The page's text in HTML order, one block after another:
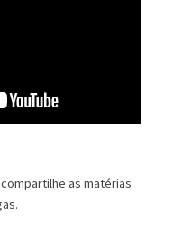
as matérias